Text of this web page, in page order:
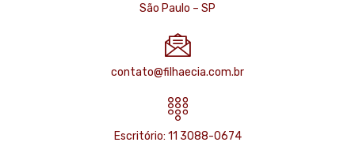
São Paulo – SP
contato@filhaecia.com.br
Escritório: 11 3088-0674